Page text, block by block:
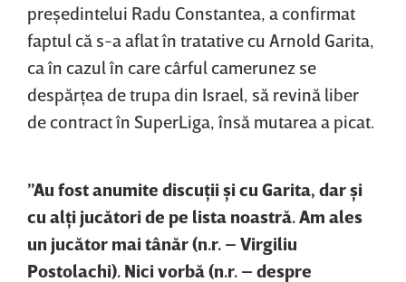
preşedintelui Radu Constantea, a confirmat
faptul că s-a aflat în tratative cu Arnold Garita,
ca în cazul în care cârful camerunez se
despărţea de trupa din Israel, să revină liber
de contract în SuperLiga, însă mutarea a picat.
”Au fost anumite discuţii şi cu Garita, dar şi
cu alţi jucători de pe lista noastră. Am ales
un jucător mai tânăr (n.r. – Virgiliu
Postolachi). Nici vorbă (n.r. – despre